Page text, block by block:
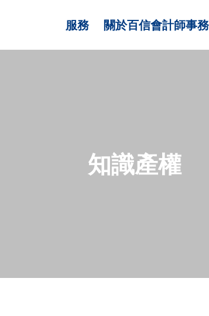
服務 關於百信會計師事
知識產權